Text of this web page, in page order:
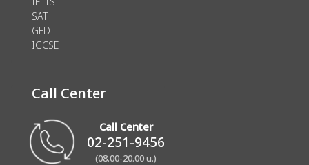
SAT
GED
IGCSE
Call Center
Call Center
02-251-9456
(08.00-20.00 น.)